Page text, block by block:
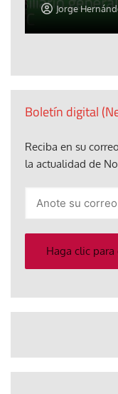
Jorge
Boletín digital
Reciba en su
la actualidad de
electrónico
Haga clic para